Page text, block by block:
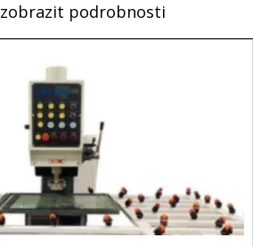
zobrazit podrobnosti